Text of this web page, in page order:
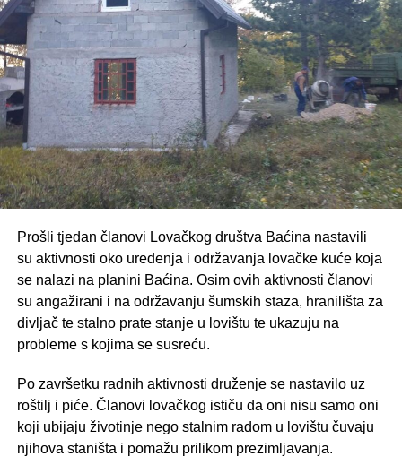
Andrija Jurić Jozo Pavić Mato Matić
Nedjeljko Matić Cvitan Jurić Stipan Jurić
Jure Jurić
Marko (Stipo)
Bradarić
Ivan (Stipo) Jurić
Jure (Ivan)
Milićević
Stipo Milićević Matan Žarić
Marinko (Anto)
Stipo (Pero)
Pero Rotim
Nikola (Ivan)
Berislav Soldo Mato Soldo
Mato Rajić Mile Rajič Petar (Jozo) Mijić
Jozo Mijić Ivo (Mijo) Pole
Bošnjak
Mate (Marko)
Zelenika
Dragan Brekalo Marko Stojanović
Prošli tjedan članovi Lovačkog društva Baćina nastavili
su aktivnosti oko uređenja i održavanja lovačke kuće koja
se nalazi na planini Baćina. Osim ovih aktivnosti članovi
su angažirani i na održavanju šumskih staza, hranilišta za
divljač te stalno prate stanje u lovištu te ukazuju na
probleme s kojima se susreću.
Po završetku radnih aktivnosti druženje se nastavilo uz
roštilj i piće. Članovi lovačkog ističu da oni nisu samo oni
koji ubijaju životinje nego stalnim radom u lovištu čuvaju
njihova staništa i pomažu prilikom prezimljavanja.